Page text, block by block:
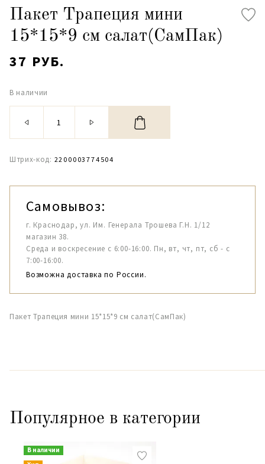
Пакет Трапеция мини
15*15*9 см салат(СамПак)
37 РУБ.
В наличии
Штрих-код: 2200003774504
Самовывоз:
г. Краснодар, ул. Им. Генерала Трошева Г.Н. 1/12
магазин 38.
Среда и воскресение с 6:00-16:00. Пн, вт, чт, пт, сб - с
7:00-16:00.
Возможна доставка по России.
Пакет Трапеция мини 15*15*9 см салат(СамПак)
Популярное в категории
В наличии